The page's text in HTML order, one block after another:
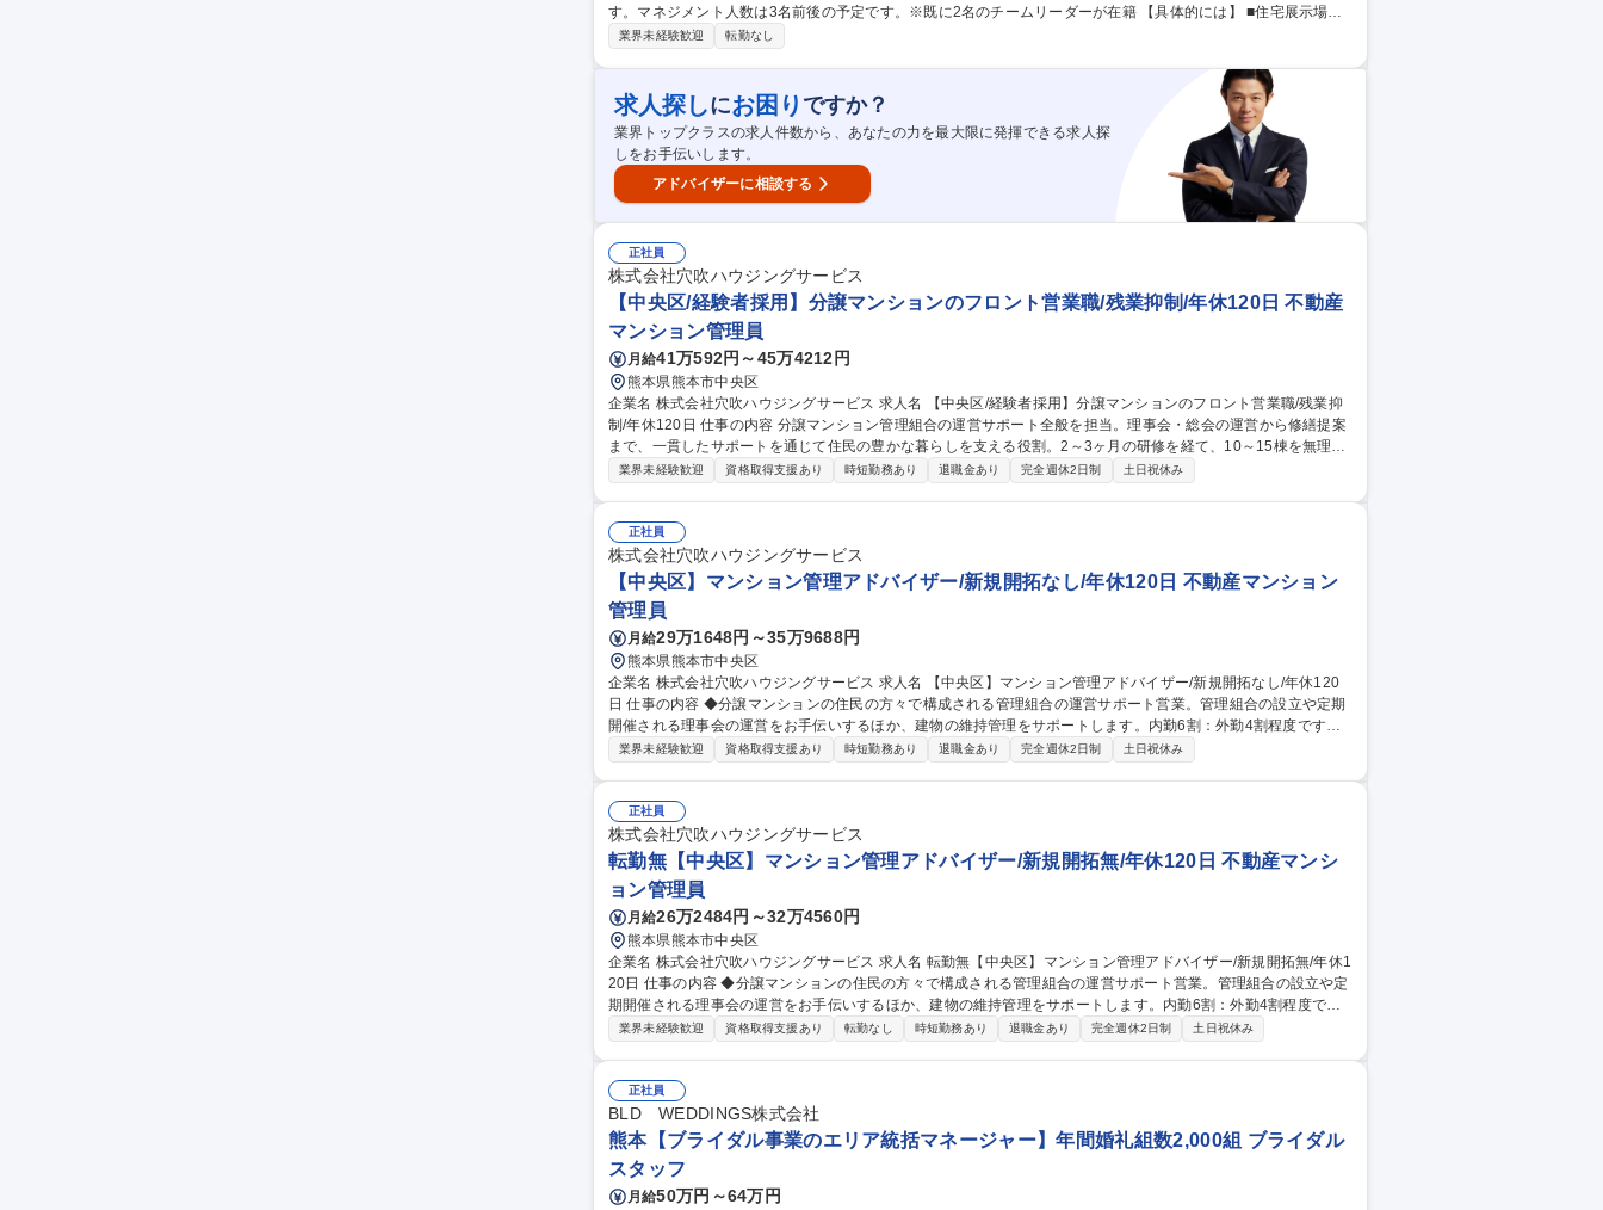
す。マネジメント人数は3名前後の予定です。※既に2名のチームリーダーが在籍 【具体的には】 ■住宅展示場で
の顧客対応及びフォローアップ（100％反響営業のため、新規開拓は無し）■他営業メンバー約3名のマネジメント
Market上場/DX認定◎/転勤無し
業界未経験歓迎 転勤なし
求人探しにお困り ですか？
業界トップクラスの求人件数から、あなたの力を最大限に発揮できる求人探
しをお手伝いします。
アドバイザーに相談する
正社員
株式会社穴吹ハウジングサービス
【中央区/経験者採用】分譲マンションのフロント営業職/残業抑制/年休120日 不動産
マンション管理員
月給41万592円～45万4212円
熊本県熊本市中央区
企業名 株式会社穴吹ハウジングサービス 求人名 【中央区/経験者採用】分譲マンションのフロント営業職/残業抑
制/年休120日 仕事の内容 分譲マンション管理組合の運営サポート全般を担当。理事会・総会の運営から修繕提案
まで、一貫したサポートを通じて住民の豊かな暮らしを支える役割。2～3ヶ月の研修を経て、10～15棟を無理な
く担当。 管理組合の運営パートナーとして、専門組織との連携により新規開拓なしで既存物件の価値向上に注力
で、裁量を持って業務を進められます。 募集職種 【中央区/経験者採用】分譲マンションのフロント営業職/残業
抑制/年休120日
業界未経験歓迎 資格取得支援あり 時短勤務あり 退職金あり 完全週休2日制 土日祝休み
正社員
株式会社穴吹ハウジングサービス
【中央区】マンション管理アドバイザー/新規開拓なし/年休120日 不動産マンション
管理員
月給29万1648円～35万9688円
熊本県熊本市中央区
企業名 株式会社穴吹ハウジングサービス 求人名 【中央区】マンション管理アドバイザー/新規開拓なし/年休120
日 仕事の内容 ◆分譲マンションの住民の方々で構成される管理組合の運営サポート営業。管理組合の設立や定期
開催される理事会の運営をお手伝いするほか、建物の維持管理をサポートします。内勤6割：外勤4割程度です。
【具体的には】・管理組合会計（出納関係）書類のチェック、報告等 ・理事会、総会の議事進行（司会等）によ
ため新規開拓はありません。 ◆従事すべき業務の変更の範囲：当社規程に定める業務全般 募集職種 【中央区】マ
ンション管理アドバイザー/新規開拓なし/年休120日
業界未経験歓迎 資格取得支援あり 時短勤務あり 退職金あり 完全週休2日制 土日祝休み
正社員
株式会社穴吹ハウジングサービス
転勤無【中央区】マンション管理アドバイザー/新規開拓無/年休120日 不動産マンシ
ョン管理員
月給26万2484円～32万4560円
熊本県熊本市中央区
企業名 株式会社穴吹ハウジングサービス 求人名 転勤無【中央区】マンション管理アドバイザー/新規開拓無/年休1
20日 仕事の内容 ◆分譲マンションの住民の方々で構成される管理組合の運営サポート営業。管理組合の設立や定
期開催される理事会の運営をお手伝いするほか、建物の維持管理をサポートします。内勤6割：外勤4割程度で
す。 【具体的には】・管理組合会計（出納関係）書類のチェック、報告等 ・理事会、総会の議事進行（司会等）
行うため新規開拓はありません。 ◆従事すべき業務の変更の範囲：当社規程に定める業務全般 募集職種 転勤無
【中央区】マンション管理アドバイザー/新規開拓無/年休120日
業界未経験歓迎 資格取得支援あり 転勤なし 時短勤務あり 退職金あり 完全週休2日制 土日祝休み
正社員
BLD WEDDINGS株式会社
熊本【ブライダル事業のエリア統括マネージャー】年間婚礼組数2,000組 ブライダル
スタッフ
月給50万円～64万円